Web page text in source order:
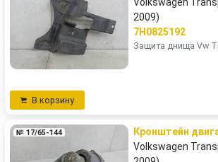
2009)
7H0825192
Защита днища Vw
В корзину
№ 17/65-144
Кронштейн
Volkswagen